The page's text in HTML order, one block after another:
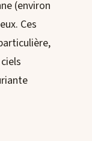
(environ
Ces